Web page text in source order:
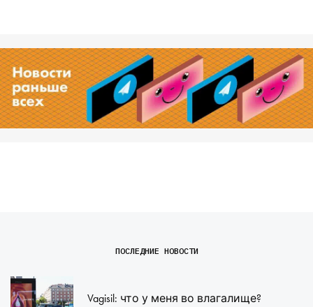
ПОСЛЕДНИЕ НОВОСТИ
Vagisil: что у меня во влагалище?